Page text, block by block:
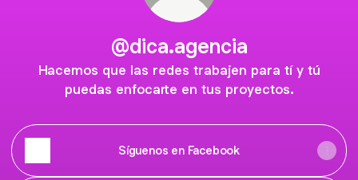
@dica.agencia
Hacemos que las redes trabajen para tí y tú
puedas enfocarte en tus proyectos.
Síguenos en Facebook